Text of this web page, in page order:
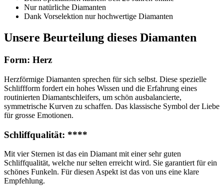
Nur natürliche Diamanten
Dank Vorselektion nur hochwertige Diamanten
Unsere Beurteilung dieses Diamanten
Form: Herz
Herzförmige Diamanten sprechen für sich selbst. Diese spezielle
Schliffform fordert ein hohes Wissen und die Erfahrung eines
routinierten Diamantschleifers, um schön ausbalancierte,
symmetrische Kurven zu schaffen. Das klassische Symbol der Liebe
für grosse Emotionen.
Schliffqualität: ****
Mit vier Sternen ist das ein Diamant mit einer sehr guten
Schliffqualität, welche nur selten erreicht wird. Sie garantiert für ein
schönes Funkeln. Für diesen Aspekt ist das von uns eine klare
Empfehlung.